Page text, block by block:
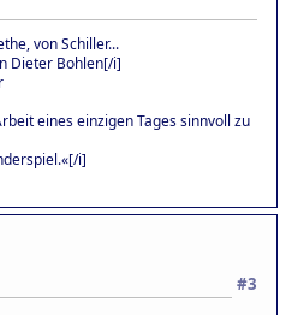
von Schiller...
Dieter Bohlen[/i]
eines einzigen Tages sinnvoll zu
i]
#3